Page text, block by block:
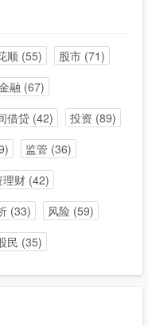
顺(55) 股市(71)
融 (67)
借贷(42) 投资 (89)
监管 (36)
理财(42)
(33) 风险(59)
民 (35)